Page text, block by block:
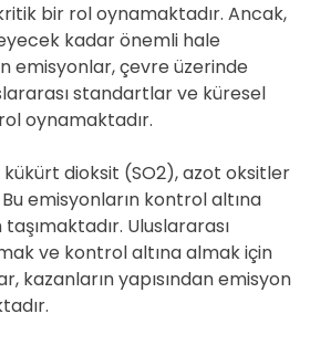
bir rol oynamaktadır. Ancak,
kadar önemli hale
emisyonlar, çevre üzerinde
standartlar ve küresel
oynamaktadır.
dioksit (SO2), azot oksitler
emisyonların kontrol altına
Uluslararası
ve kontrol altına almak için
kazanların yapısından emisyon